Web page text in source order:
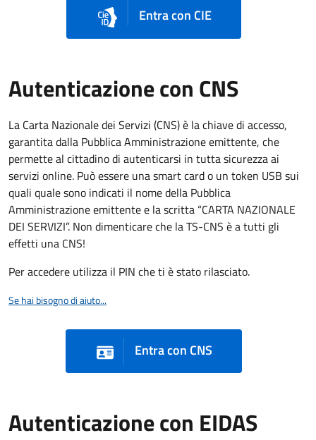
Entra con CIE
Autenticazione con CNS
La Carta Nazionale dei Servizi (CNS) è la chiave di accesso,
garantita dalla Pubblica Amministrazione emittente, che
permette al cittadino di autenticarsi in tutta sicurezza ai
servizi online. Può essere una smart card o un token USB sui
quali quale sono indicati il nome della Pubblica
Amministrazione emittente e la scritta “CARTA NAZIONALE
DEI SERVIZI”. Non dimenticare che la TS-CNS è a tutti gli
effetti una CNS!
Per accedere utilizza il PIN che ti è stato rilasciato.
Se hai bisogno di aiuto...
Entra con CNS
Autenticazione con EIDAS